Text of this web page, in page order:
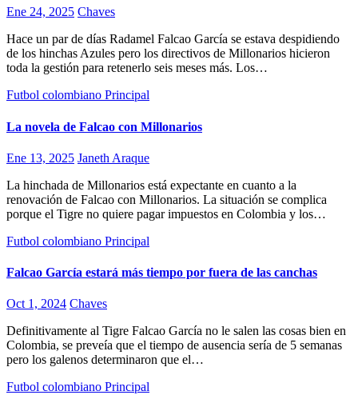
Ene 24, 2025 Chaves
Hace un par de días Radamel Falcao García se estava despidiendo
de los hinchas Azules pero los directivos de Millonarios hicieron
toda la gestión para retenerlo seis meses más. Los…
Futbol colombiano Principal
La novela de Falcao con Millonarios
Ene 13, 2025 Janeth Araque
La hinchada de Millonarios está expectante en cuanto a la
renovación de Falcao con Millonarios. La situación se complica
porque el Tigre no quiere pagar impuestos en Colombia y los…
Futbol colombiano Principal
Falcao García estará más tiempo por fuera de las canchas
Oct 1, 2024 Chaves
Definitivamente al Tigre Falcao García no le salen las cosas bien en
Colombia, se preveía que el tiempo de ausencia sería de 5 semanas
pero los galenos determinaron que el…
Futbol colombiano Principal